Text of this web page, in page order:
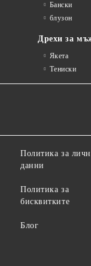
Бански
блузон
Дрехи за
Якета
Тениски
Политика за
данни
Политика за
бисквитките
Блог